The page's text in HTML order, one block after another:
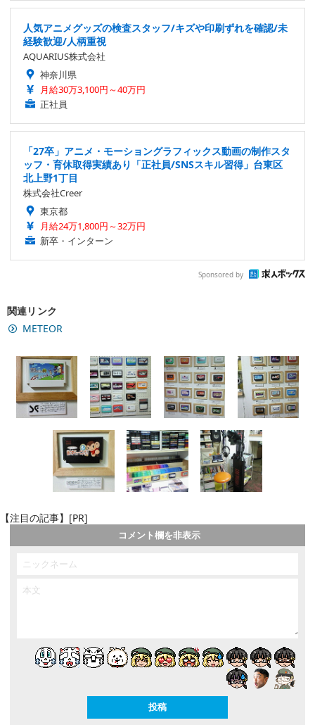
人気アニメグッズの検査スタッフ/キズや印刷ずれを確認/未
経験歓迎/人柄重視
AQUARIUS株式会社
神奈川県
月給30万3,100円～40万円
正社員
「27卒」アニメ・モーショングラフィックス動画の制作スタ
ッフ・育休取得実績あり「正社員/SNSスキル習得」台東区
北上野1丁目
株式会社Creer
東京都
月給24万1,800円～32万円
新卒・インターン
Sponsored by
関連リンク
METEOR
【注目の記事】[PR]
コメント欄を非表示